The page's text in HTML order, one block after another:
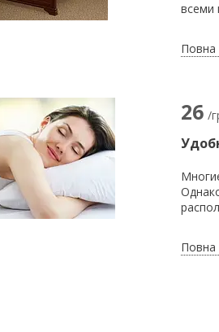
всеми
Повна
26 /
Повна